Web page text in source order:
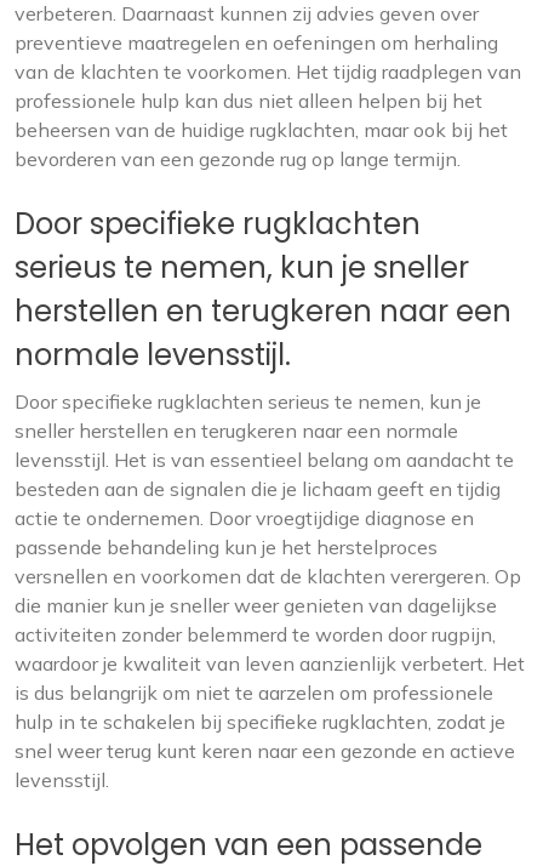
verbeteren. Daarnaast kunnen zij advies geven over
preventieve maatregelen en oefeningen om herhaling
van de klachten te voorkomen. Het tijdig raadplegen van
professionele hulp kan dus niet alleen helpen bij het
beheersen van de huidige rugklachten, maar ook bij het
bevorderen van een gezonde rug op lange termijn.
Door specifieke rugklachten
serieus te nemen, kun je sneller
herstellen en terugkeren naar een
normale levensstijl.
Door specifieke rugklachten serieus te nemen, kun je
sneller herstellen en terugkeren naar een normale
levensstijl. Het is van essentieel belang om aandacht te
besteden aan de signalen die je lichaam geeft en tijdig
actie te ondernemen. Door vroegtijdige diagnose en
passende behandeling kun je het herstelproces
versnellen en voorkomen dat de klachten verergeren. Op
die manier kun je sneller weer genieten van dagelijkse
activiteiten zonder belemmerd te worden door rugpijn,
waardoor je kwaliteit van leven aanzienlijk verbetert. Het
is dus belangrijk om niet te aarzelen om professionele
hulp in te schakelen bij specifieke rugklachten, zodat je
snel weer terug kunt keren naar een gezonde en actieve
levensstijl.
Het opvolgen van een passende